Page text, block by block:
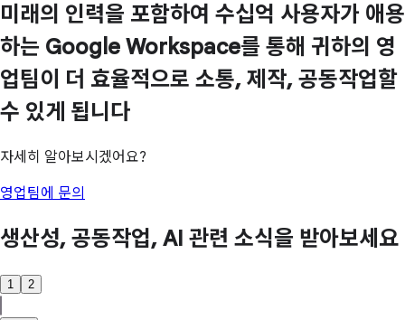
미래의 인력을 포함하여 수십억 사용자가 애용
하는 Google Workspace를 통해 귀하의 영
업팀이 더 효율적으로 소통, 제작, 공동작업할
수 있게 됩니다
자세히 알아보시겠어요?
영업팀에 문의
생산성, 공동작업, AI 관련 소식을 받아보세요
1 2